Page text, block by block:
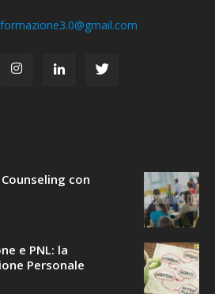
con
e PNL: la
Personale